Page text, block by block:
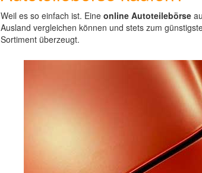
Weil es so einfach ist. Eine online Autoteilebörse
Ausland vergleichen können und stets zum
Sortiment überzeugt.